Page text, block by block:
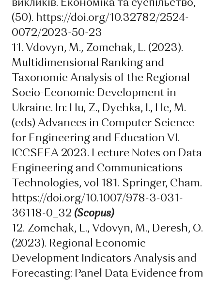
викликів. Економіка та суспільство,
(50). https://doi.org/10.32782/2524-
0072/2023-50-23
11. Vdovyn, M., Zomchak, L. (2023).
Multidimensional Ranking and
Taxonomic Analysis of the Regional
Socio-Economic Development in
Ukraine. In: Hu, Z., Dychka, I., He, M.
(eds) Advances in Computer Science
for Engineering and Education VI.
ICCSEEA 2023. Lecture Notes on Data
Engineering and Communications
Technologies, vol 181. Springer, Cham.
https://doi.org/10.1007/978-3-031-
36118-0_32 (Scopus)
12. Zomchak, L., Vdovyn, M., Deresh, O.
(2023). Regional Economic
Development Indicators Analysis and
Forecasting: Panel Data Evidence from